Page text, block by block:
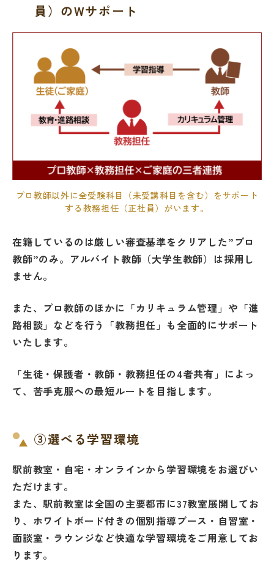
員）のWサポート
プロ教師以外に全受験科目（未受講科目を含む）をサポート
する教務担任（正社員）がいます。
在籍しているのは厳しい審査基準をクリアした”プロ
教師”のみ。 アルバイト教師（大学生教師）は採用し
ません。
また、プロ教師のほかに「カリキュラム管理」や「進
路相談」などを行う「教務担任」も全面的にサポート
いたします。
「生徒・保護者・教師・教務担任の4者共有」によっ
て、苦手克服への最短ルートを目指します。
③選べる学習環境
駅前教室・自宅・オンラインから学習環境をお選びい
ただけます。
また、駅前教室は全国の主要都市に37教室展開してお
り、ホワイトボード付きの個別指導ブース・自習室・
面談室・ラウンジなど快適な学習環境をご用意してお
ります。